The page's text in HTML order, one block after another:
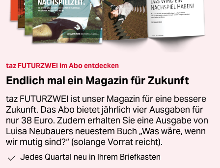
taz FUTURZWEI im Abo entdecken
Endlich mal ein Magazin für Zukunft
taz FUTURZWEI ist unser Magazin für eine bessere
Zukunft. Das Abo bietet jährlich vier Ausgaben für
nur 38 Euro. Zudem erhalten Sie eine Ausgabe von
Luisa Neubauers neuestem Buch „Was wäre, wenn
wir mutig sind?“ (solange Vorrat reicht).
Jedes Quartal neu in Ihrem Briefkasten